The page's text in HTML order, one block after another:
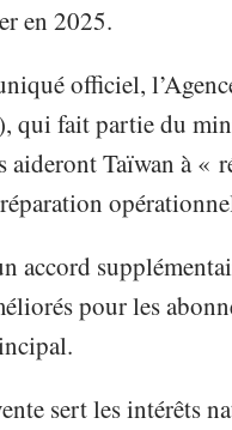
en 2025.
officiel,
qui fait partie du
aideront Taïwan à «
accord
pour les
sert les intérêts